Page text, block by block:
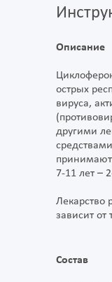
Описание
острых
вируса,
другими
принимают
7-11 лет –
Лекарство
зависит
Состав